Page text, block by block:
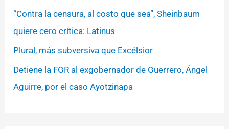
“Contra la censura, al costo que sea”, Sheinbaum
quiere cero crítica: Latinus
Plural, más subversiva que Excélsior
Detiene la FGR al exgobernador de Guerrero, Ángel
Aguirre, por el caso Ayotzinapa